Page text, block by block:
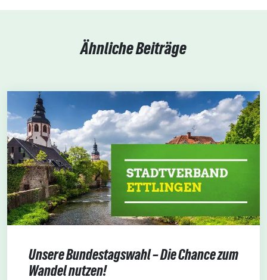
Ähnliche Beiträge
Unsere Bundestagswahl – Die Chance zum
Wandel nutzen!